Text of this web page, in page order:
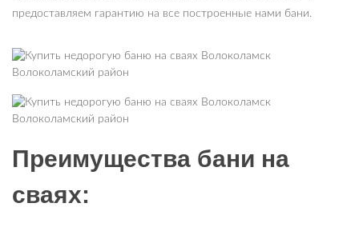
предоставляем гарантию на все построенные нами бани.
Преимущества бани на
сваях: